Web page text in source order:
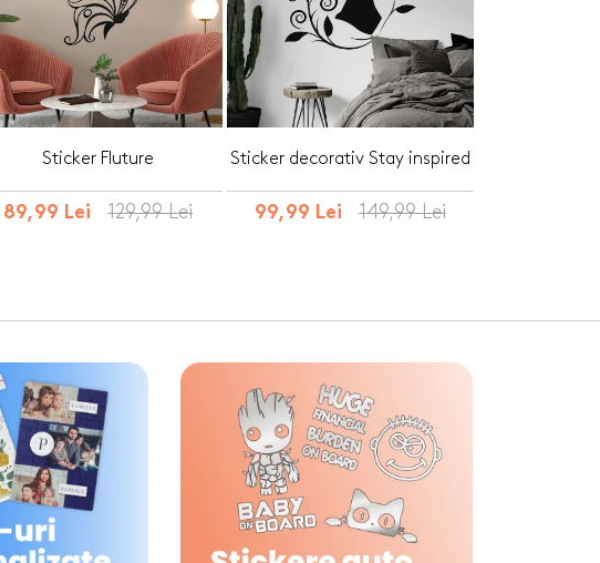
Sticker Fluture
89,99 Lei 129,99 Lei
Sticker decorativ Stay inspired
99,99 Lei 149,99 Lei